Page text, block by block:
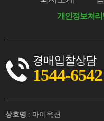
개인정보처리
경매입찰상담
1544-6542
상호명 : 마이옥션